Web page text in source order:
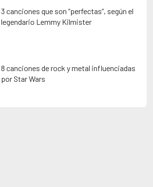
3 canciones que son “perfectas”, según el
legendario Lemmy Kilmister
8 canciones de rock y metal influenciadas
por Star Wars